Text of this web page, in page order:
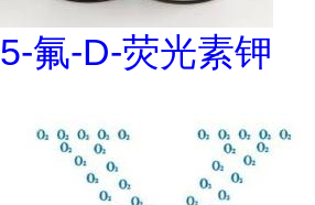
5-氟-D-荧光素钾